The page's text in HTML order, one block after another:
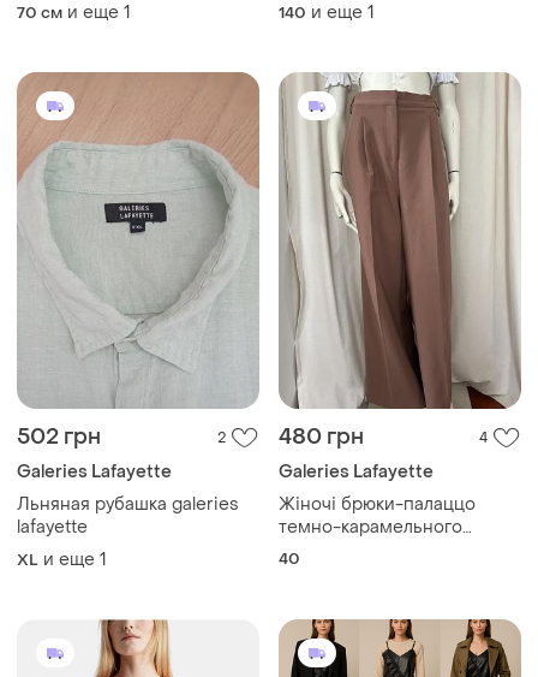
70 см и еще 1 140 и еще 1
502 грн 2
Galeries Lafayette
Льняная рубашка galeries
lafayette
XL и еще 1
480 грн 4
Galeries Lafayette
Жіночі брюки-палаццо
темно-карамельного
кольору,galeties lafayette,40
40